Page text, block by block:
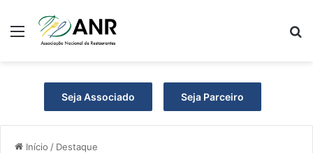
Menu
Seja Associado Seja Parceiro
Início / Destaque